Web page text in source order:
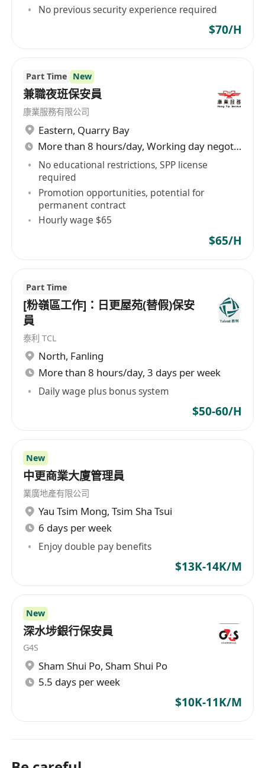
• 對地產行業有興趣，具主動性與學習意欲
• 有意考取地產牌照者優先
No previous security experience required
$70/H
Part Time New
兼職夜班保安員
康業服務有限公司
Eastern, Quarry Bay
More than 8 hours/day, Working day negotiable
No educational restrictions, SPP license
required
Promotion opportunities, potential for
permanent contract
Hourly wage $65
$65/H
Part Time
[粉嶺區工作]：日更屋苑(替假)保安
員
泰利 TCL
North, Fanling
More than 8 hours/day, 3 days per week
Daily wage plus bonus system
$50-60/H
New
中更商業大廈管理員
業廣地產有限公司
Yau Tsim Mong, Tsim Sha Tsui
6 days per week
Enjoy double pay benefits
$13K-14K/M
New
深水埗銀行保安員
G4S
Sham Shui Po, Sham Shui Po
5.5 days per week
$10K-11K/M